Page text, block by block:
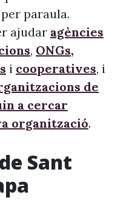
paraula.
ajudar agències
, ONGs,
i cooperatives, i
de
a cercar
organització.
Sant